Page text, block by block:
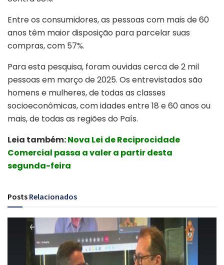
Entre os consumidores, as pessoas com mais de 60
anos têm maior disposição para parcelar suas
compras, com 57%.
Para esta pesquisa, foram ouvidas cerca de 2 mil
pessoas em março de 2025. Os entrevistados são
homens e mulheres, de todas as classes
socioeconômicas, com idades entre 18 e 60 anos ou
mais, de todas as regiões do País.
Leia também:Nova Lei de Reciprocidade
Comercial passa a valer a partir desta
segunda-feira
Posts Relacionados